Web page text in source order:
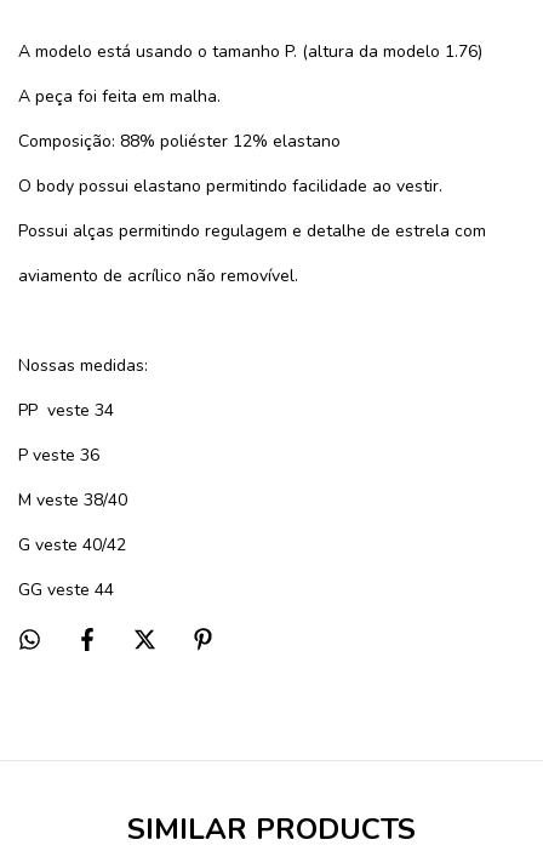
A modelo está usando o tamanho P. (altura da modelo 1.76)
A peça foi feita em malha.
Composição: 88% poliéster 12% elastano
O body possui elastano permitindo facilidade ao vestir.
Possui alças permitindo regulagem e detalhe de estrela com
aviamento de acrílico não removível.
Nossas medidas:
PP veste 34
P veste 36
M veste 38/40
G veste 40/42
GG veste 44
SIMILAR PRODUCTS